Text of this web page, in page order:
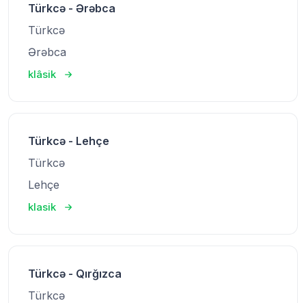
Türkcə - Ərəbca
Türkcə
Ərəbca
klâsik
Türkcə - Lehçe
Türkcə
Lehçe
klasik
Türkcə - Qırğızca
Türkcə